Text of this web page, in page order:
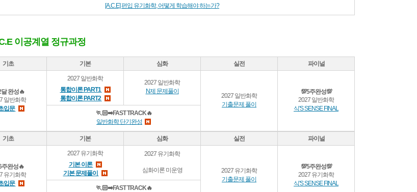
[A.C.E] 편입 유기화학, 어떻게 학습해야 하는가?
이공계열 정규과정
기초 기본 심화 실전 파이널
달 완성🔥
일반화학
입문
2027 일반화학
통합이론 PART1
통합이론 PART2
2027 일반화학
N제 문제풀이
2027 일반화학
기출문제 풀이
💯5주완성💯
2027 일반화학
식'S SENSE FINAL
🏃🏻‍➡️FAST TRACK🔥
일반화학 단기완성
기초 기본 심화 실전 파이널
주완성🔥
유기화학
입문
2027 유기화학
기본 이론
기본 문제풀이
2027 유기화학
심화이론 미운영
2027 유기화학
기출문제 풀이
💯5주완성💯
2027 유기화학
식'S SENSE FINAL
🏃🏻‍➡️FAST TRACK🔥